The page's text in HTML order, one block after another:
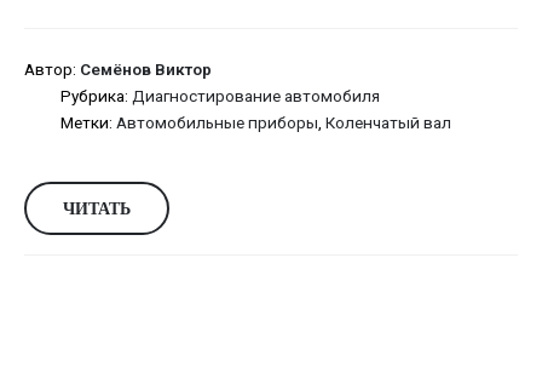
Автор: Семёнов Виктор
Рубрика: Диагностирование автомобиля
Метки: Автомобильные приборы Коленчатый вал
ЧИТАТЬ